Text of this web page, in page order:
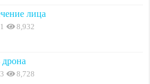
лица
8,932
дрона
8,728